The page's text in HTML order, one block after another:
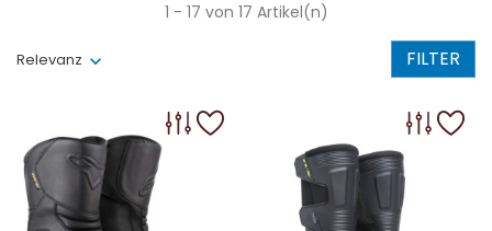
Relevanz FILTER
1 - 17 von 17 Artikel(n)